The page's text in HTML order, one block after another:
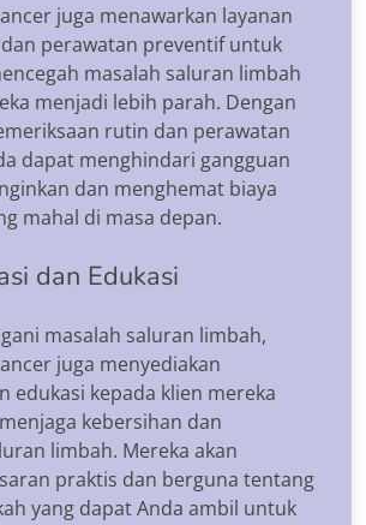
juga menawarkan layanan
perawatan preventif untuk
masalah saluran limbah
menjadi lebih parah. Dengan
rutin dan perawatan
dapat menghindari gangguan
dan menghemat biaya
mahal di masa depan.
dan Edukasi
masalah saluran limbah,
juga menyediakan
edukasi kepada klien mereka
kebersihan dan
limbah. Mereka akan
praktis dan berguna tentang
yang dapat Anda ambil untuk